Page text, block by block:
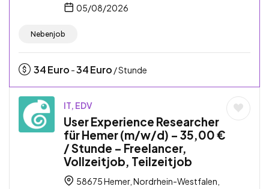
05/08/2026
Nebenjob
34Euro -34Euro / Stunde
IT, EDV
User Experience Researcher
für Hemer (m/w/d) – 35,00 €
/ Stunde – Freelancer,
Vollzeitjob, Teilzeitjob
58675 Hemer, Nordrhein-Westfalen,